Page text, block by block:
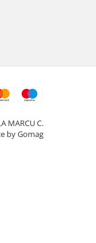
MARCU C.
by Gomag